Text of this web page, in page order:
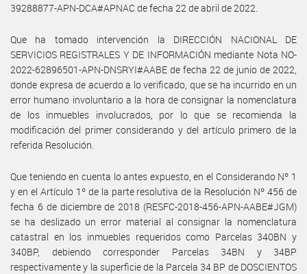
39288877-APN-DCA#APNAC de fecha 22 de abril de 2022.
Que ha tomado intervención la DIRECCIÓN NACIONAL DE
SERVICIOS REGISTRALES Y DE INFORMACIÓN mediante Nota NO-
2022-62896501-APN-DNSRYI#AABE de fecha 22 de junio de 2022,
donde expresa de acuerdo a lo verificado, que se ha incurrido en un
error humano involuntario a la hora de consignar la nomenclatura
de los inmuebles involucrados, por lo que se recomienda la
modificación del primer considerando y del artículo primero de la
referida Resolución.
Que teniendo en cuenta lo antes expuesto, en el Considerando Nº 1
y en el Artículo 1º de la parte resolutiva de la Resolución Nº 456 de
fecha 6 de diciembre de 2018 (RESFC-2018-456-APN-AABE#JGM)
se ha deslizado un error material al consignar la nomenclatura
catastral en los inmuebles requeridos como Parcelas 340BN y
340BP, debiendo corresponder Parcelas 34BN y 34BP
respectivamente y la superficie de la Parcela 34 BP de DOSCIENTOS